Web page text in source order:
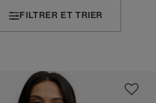
FILTRER ET TRIER